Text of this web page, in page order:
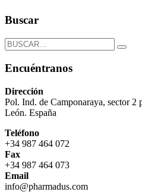
Buscar
Encuéntranos
Dirección
Pol. Ind. de Camponaraya, sector 2
León. España
Teléfono
+34 987 464 072
Fax
+34 987 464 073
Email
info@pharmadus.com